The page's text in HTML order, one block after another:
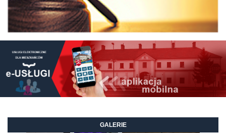
GALERIE